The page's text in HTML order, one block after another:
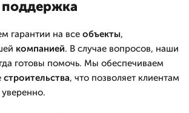
поддержка
гарантии на все объекты,
компанией. В случае вопросов, наши
готовы помочь. Мы обеспечиваем
строительства, что позволяет клиентам
уверенно.